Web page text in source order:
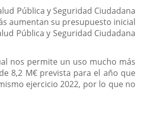
Pública y Seguridad Ciudadana
aumentan su presupuesto inicial
Pública y Seguridad Ciudadana
nos permite un uso mucho más
8,2 M€ prevista para el año que
ejercicio 2022, por lo que no